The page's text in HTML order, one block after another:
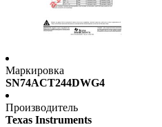
Маркировка
SN74ACT244DWG4
Производитель
Texas Instruments